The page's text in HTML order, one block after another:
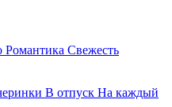
Романтика Свежесть
В отпуск На каждый